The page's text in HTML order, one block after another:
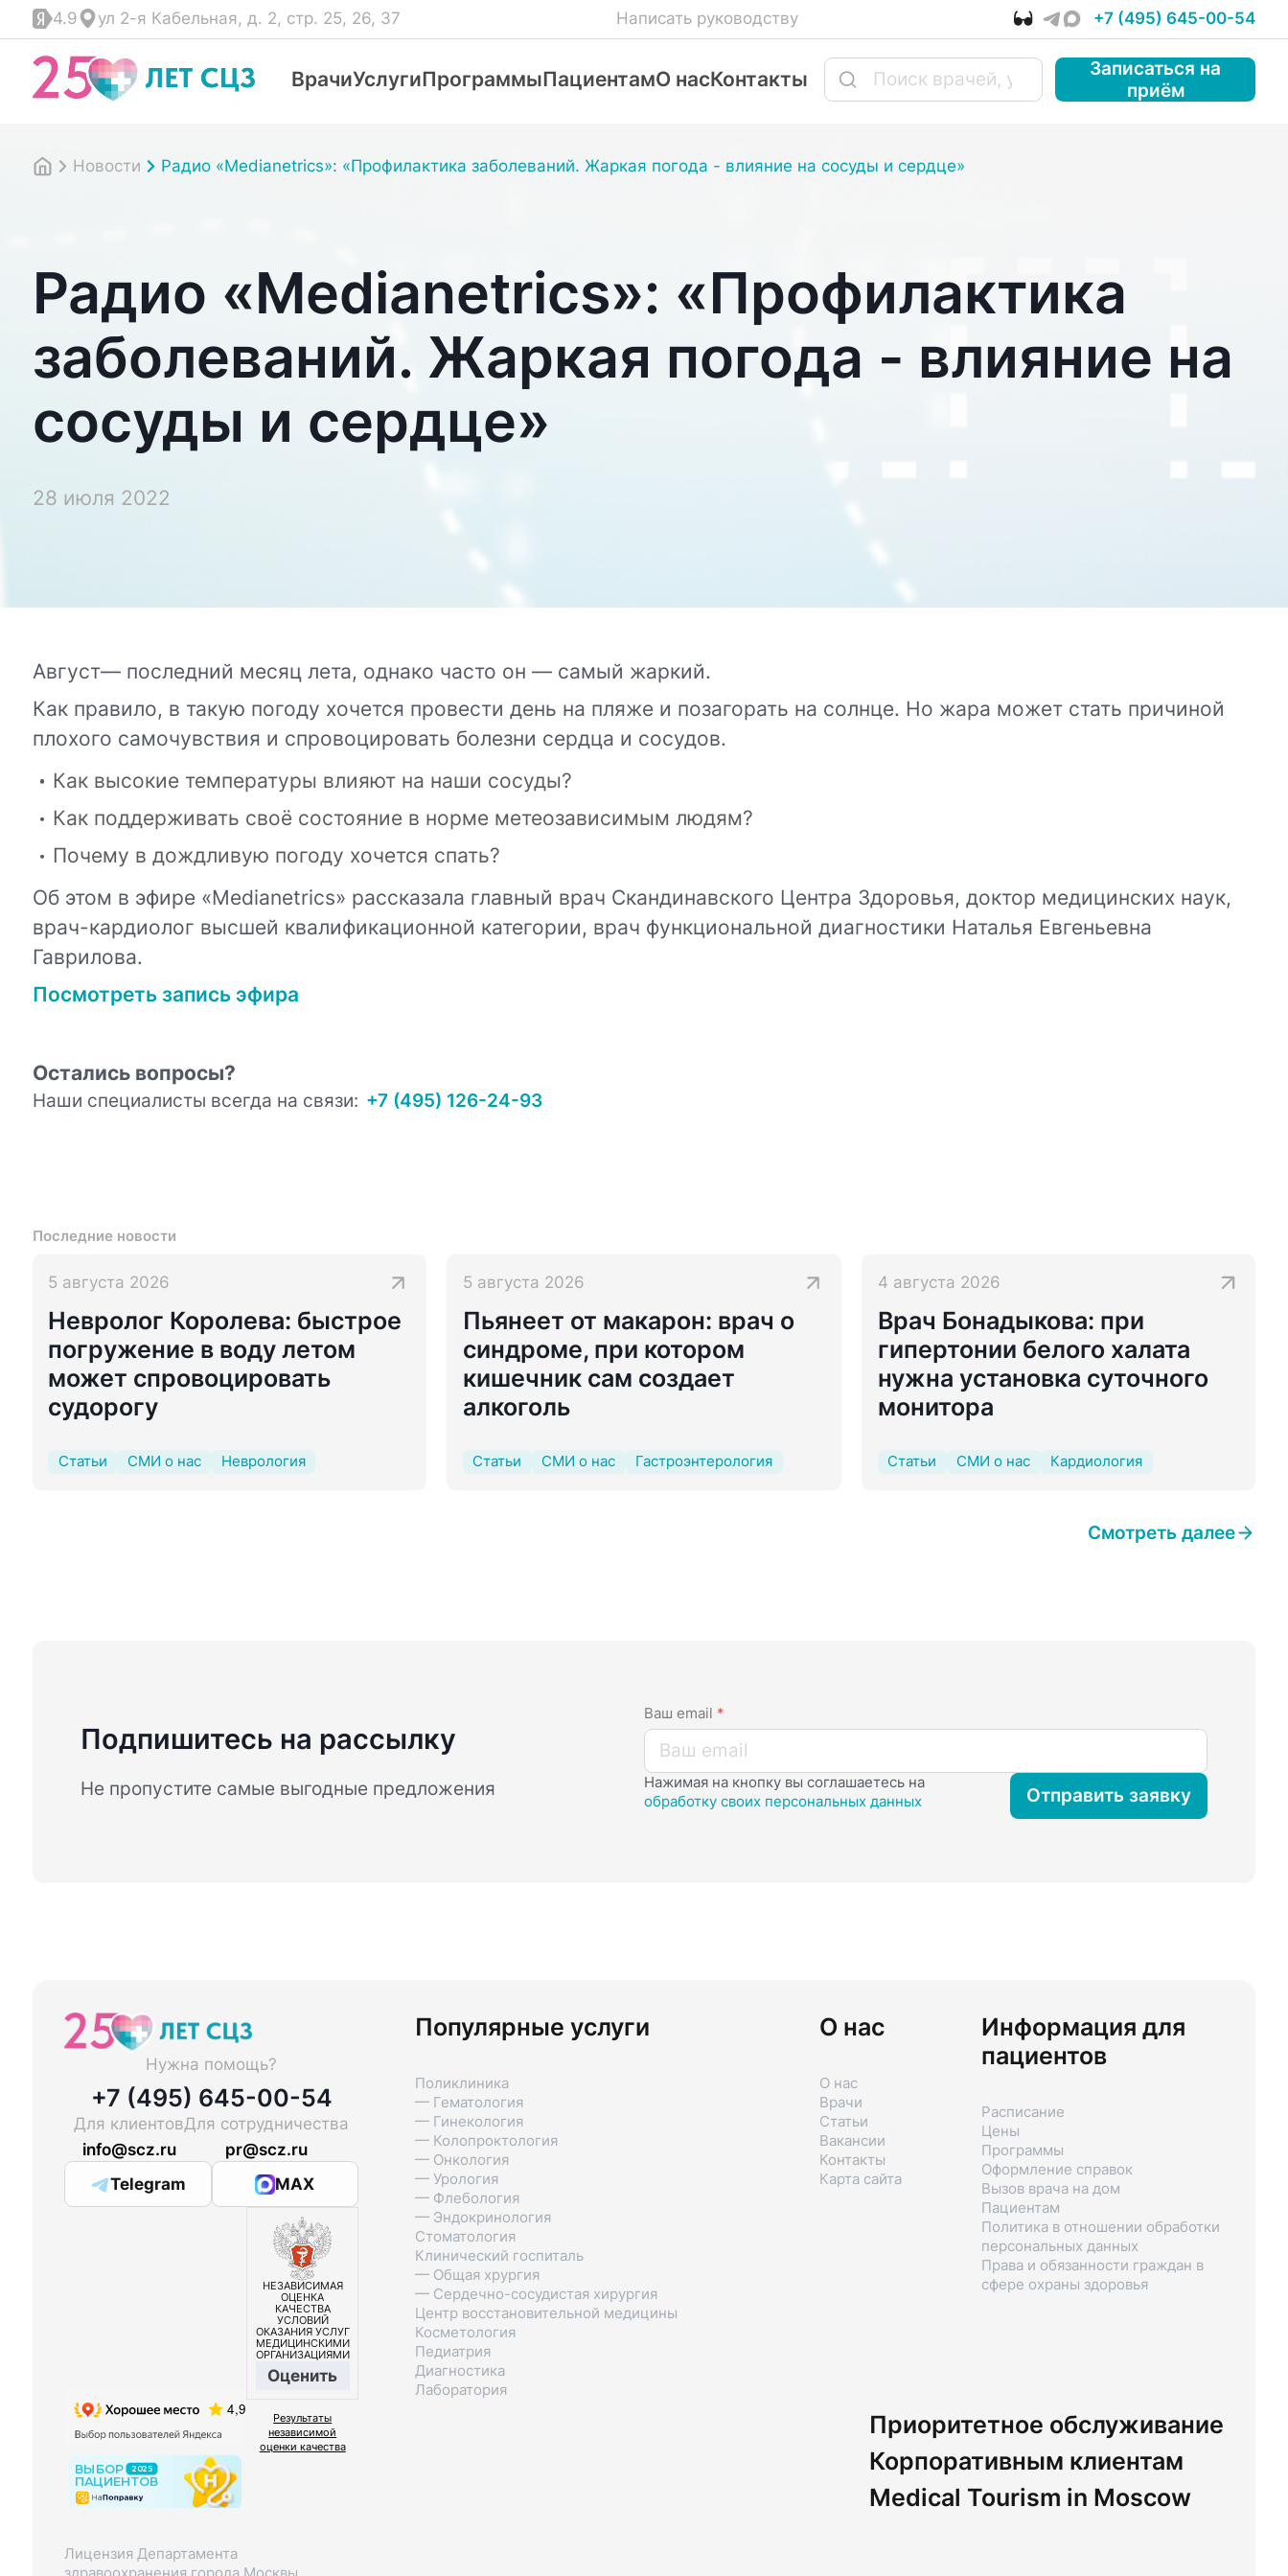
4.9 ул 2-я Кабельная, д. 2, стр. 25, 26, 37 Написать руководству +7 (495) 645-00-54
ВрачиУслугиПрограммыПациентамО насКонтакты Записаться на
приём
Новости Радио «Medianetrics»: «Профилактика заболеваний. Жаркая погода - влияние на сосуды и сердце»
Радио «Medianetrics»: «Профилактика
заболеваний. Жаркая погода - влияние на
сосуды и сердце»
28 июля 2022
Август— последний месяц лета, однако часто он — самый жаркий.
Как правило, в такую погоду хочется провести день на пляже и позагорать на солнце. Но жара может стать причиной
плохого самочувствия и спровоцировать болезни сердца и сосудов.
Как высокие температуры влияют на наши сосуды?
Как поддерживать своё состояние в норме метеозависимым людям?
Почему в дождливую погоду хочется спать?
Об этом в эфире «Medianetrics» рассказала главный врач Скандинавского Центра Здоровья, доктор медицинских наук,
врач-кардиолог высшей квалификационной категории, врач функциональной диагностики Наталья Евгеньевна
Гаврилова.
Посмотреть запись эфира
Остались вопросы?
Наши специалисты всегда на связи: +7 (495) 126-24-93
Последние новости
5 августа 2026
Невролог Королева: быстрое
погружение в воду летом
может спровоцировать
судорогу
Статьи СМИ о нас Неврология
5 августа 2026
Пьянеет от макарон: врач о
синдроме, при котором
кишечник сам создает
алкоголь
Статьи СМИ о нас Гастроэнтерология
4 августа 2026
Врач Бонадыкова: при
гипертонии белого халата
нужна установка суточного
монитора
Статьи СМИ о нас Кардиология
Смотреть далее
Подпишитесь на рассылку
Не пропустите самые выгодные предложения
Ваш email *
Нажимая на кнопку вы соглашаетесь на
обработку своих персональных данных
Отправить заявку
Нужна помощь?
+7 (495) 645-00-54
Для клиентов
info@scz.ru
Для сотрудничества
pr@scz.ru
Telegram
MAX
НЕЗАВИСИМАЯ
ОЦЕНКА
КАЧЕСТВА
УСЛОВИЙ
ОКАЗАНИЯ УСЛУГ
МЕДИЦИНСКИМИ
ОРГАНИЗАЦИЯМИ
Оценить
Результаты
независимой
оценки качества
Популярные услуги
Поликлиника
— Гематология
— Гинекология
— Колопроктология
— Онкология
— Урология
— Флебология
— Эндокринология
Стоматология
Клинический госпиталь
— Общая хрургия
— Сердечно-сосудистая хирургия
Центр восстановительной медицины
Косметология
Педиатрия
Диагностика
Лаборатория
О нас
О нас
Врачи
Статьи
Вакансии
Контакты
Карта сайта
Информация для
пациентов
Расписание
Цены
Программы
Оформление справок
Вызов врача на дом
Пациентам
Политика в отношении обработки
персональных данных
Права и обязанности граждан в
сфере охраны здоровья
Приоритетное обслуживание
Корпоративным клиентам
Medical Tourism in Moscow
Лицензия Департамента